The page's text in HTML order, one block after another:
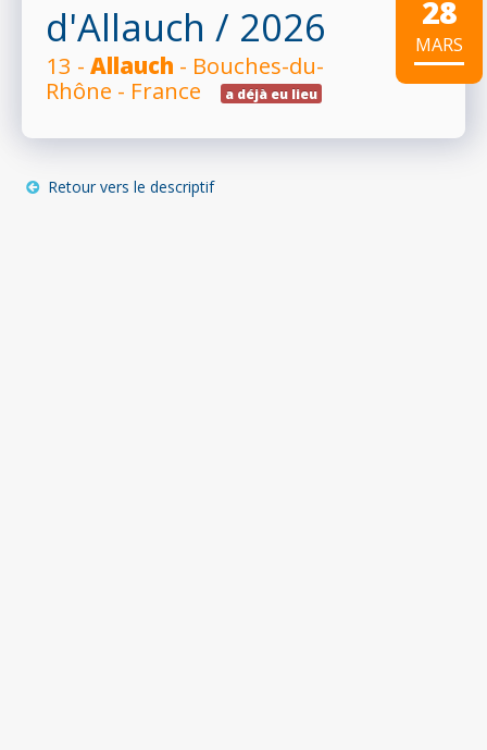
d'Allauch / 2026
13 - Allauch - Bouches-du-
Rhône - France
a déjà eu lieu
28
MARS
Retour vers le descriptif